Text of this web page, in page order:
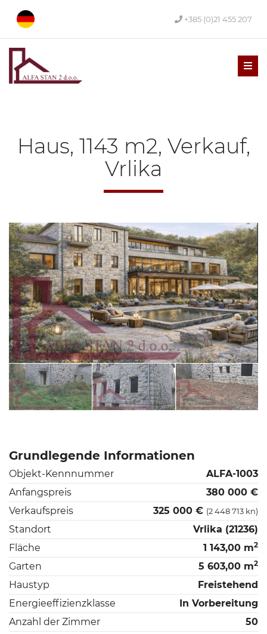
+385 (0)21 455 207
Haus, 1143 m2, Verkauf,
Vrlika
Grundlegende Informationen
Objekt-Kennnummer
ALFA-1003
Anfangspreis
380 000 €
Verkaufspreis
325 000 € (2 448 713 kn)
Standort
Vrlika (21236)
Fläche
1 143,00 m2
Garten 5 603,00 m2
Haustyp
Freistehend
Energieeffizienzklasse
In Vorbereitung
Anzahl der Zimmer
50